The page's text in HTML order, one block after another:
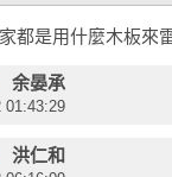
都是用什麼木板來
余晏承
01:43:29
洪仁和